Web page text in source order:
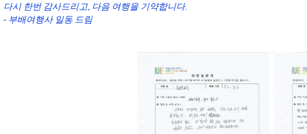
다시 한번 감사드리고, 다음 여행을 기약합니다.
- 부배여행사 일동 드림